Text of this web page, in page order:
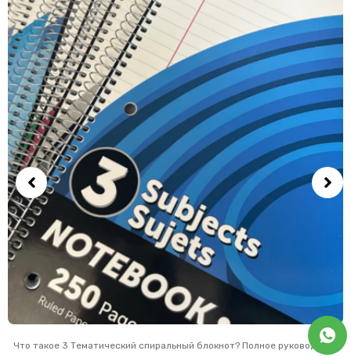
Что такое 3 Тематический спиральный блокнот? Полное руководство